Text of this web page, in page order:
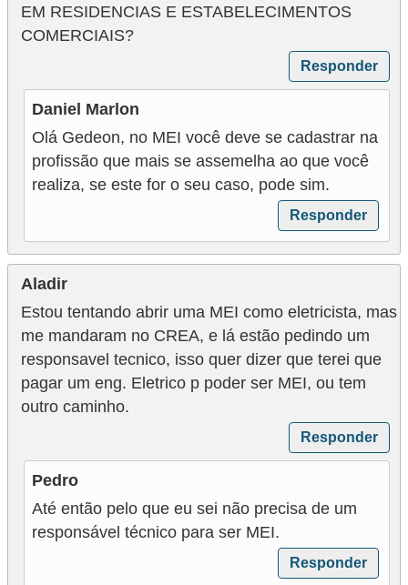
EM RESIDENCIAS E ESTABELECIMENTOS
COMERCIAIS?
Responder
Daniel Marlon
Olá Gedeon, no MEI você deve se cadastrar na
profissão que mais se assemelha ao que você
realiza, se este for o seu caso, pode sim.
Responder
Aladir
Estou tentando abrir uma MEI como eletricista, mas
me mandaram no CREA, e lá estão pedindo um
responsavel tecnico, isso quer dizer que terei que
pagar um eng. Eletrico p poder ser MEI, ou tem
outro caminho.
Responder
Pedro
Até então pelo que eu sei não precisa de um
responsável técnico para ser MEI.
Responder